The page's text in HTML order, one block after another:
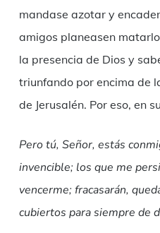
mandase azotar y
amigos planeasen
la presencia de Dios y
triunfando por encima de
de Jerusalén. Por eso, en
Pero tú, Señor, estás
invencible; los que me
vencerme; fracasarán,
cubiertos para siempre de